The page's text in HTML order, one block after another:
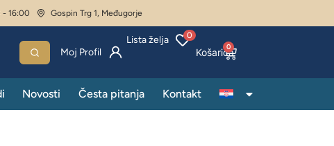
- 16:00 Gospin Trg 1, Međugorje
Lista želja 0
Moj Profil 0
Novosti Česta pitanja Kontakt